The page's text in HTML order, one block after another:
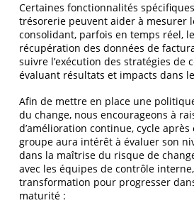
Certaines fonctionnalités
trésorerie peuvent aider à mesurer
consolidant, parfois en temps réel,
récupération des données de
suivre l’exécution des stratégies de
évaluant résultats et impacts dans
Afin de mettre en place une
du change, nous encourageons à
d’amélioration continue, cycle après
groupe aura intérêt à évaluer son
dans la maîtrise du risque de
avec les équipes de contrôle
transformation pour progresser
maturité :